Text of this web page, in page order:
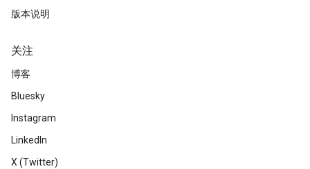
版本说明
关注
博客
Bluesky
Instagram
LinkedIn
X (Twitter)